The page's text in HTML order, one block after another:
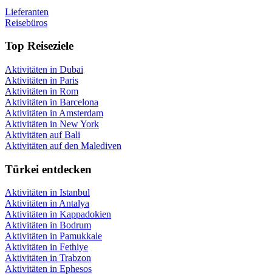
Lieferanten
Reisebüros
Top Reiseziele
Aktivitäten in Dubai
Aktivitäten in Paris
Aktivitäten in Rom
Aktivitäten in Barcelona
Aktivitäten in Amsterdam
Aktivitäten in New York
Aktivitäten auf Bali
Aktivitäten auf den Malediven
Türkei entdecken
Aktivitäten in Istanbul
Aktivitäten in Antalya
Aktivitäten in Kappadokien
Aktivitäten in Bodrum
Aktivitäten in Pamukkale
Aktivitäten in Fethiye
Aktivitäten in Trabzon
Aktivitäten in Ephesos